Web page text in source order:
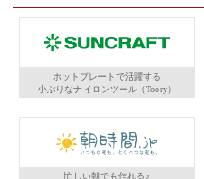
ホットプレートで活躍する
小ぶりなナイロンツール（Toory）
忙しい朝でも作れる♪